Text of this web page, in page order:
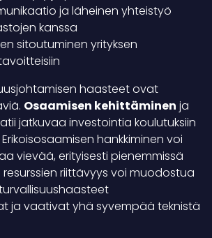
ja läheinen yhteistyö
kanssa
sitoutuminen yrityksen
haasteet ovat
Osaamisen kehittäminen ja
jatkuvaa investointia koulutuksiin
hankkiminen voi
vievää, erityisesti pienemmissä
resurssien riittävyys voi muodostua
ja vaativat yhä syvempää teknistä